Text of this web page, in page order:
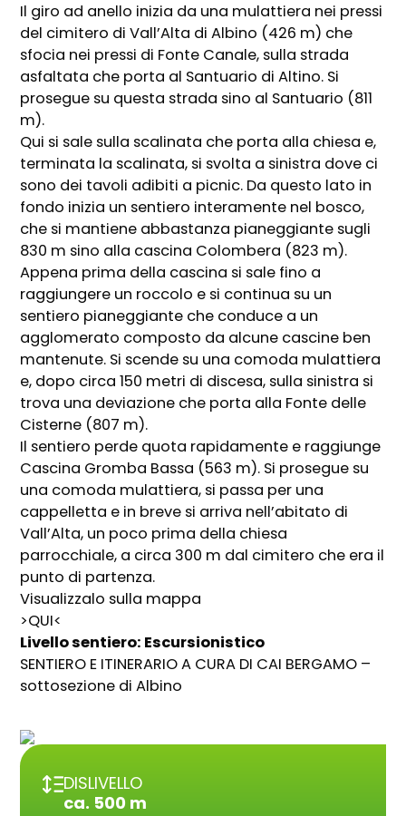
Il giro ad anello inizia da una mulattiera nei pressi
del cimitero di Vall’Alta di Albino (426 m) che
sfocia nei pressi di Fonte Canale, sulla strada
asfaltata che porta al Santuario di Altino. Si
prosegue su questa strada sino al Santuario (811
m).
Qui si sale sulla scalinata che porta alla chiesa e,
terminata la scalinata, si svolta a sinistra dove ci
sono dei tavoli adibiti a picnic. Da questo lato in
fondo inizia un sentiero interamente nel bosco,
che si mantiene abbastanza pianeggiante sugli
830 m sino alla cascina Colombera (823 m).
Appena prima della cascina si sale fino a
raggiungere un roccolo e si continua su un
sentiero pianeggiante che conduce a un
agglomerato composto da alcune cascine ben
mantenute. Si scende su una comoda mulattiera
e, dopo circa 150 metri di discesa, sulla sinistra si
trova una deviazione che porta alla Fonte delle
Cisterne (807 m).
Il sentiero perde quota rapidamente e raggiunge
Cascina Gromba Bassa (563 m). Si prosegue su
una comoda mulattiera, si passa per una
cappelletta e in breve si arriva nell’abitato di
Vall’Alta, un poco prima della chiesa
parrocchiale, a circa 300 m dal cimitero che era il
punto di partenza.
Visualizzalo sulla mappa
>QUI<
Livello sentiero: Escursionistico
SENTIERO E ITINERARIO A CURA DI CAI BERGAMO –
sottosezione di Albino
DISLIVELLO
ca. 500 m